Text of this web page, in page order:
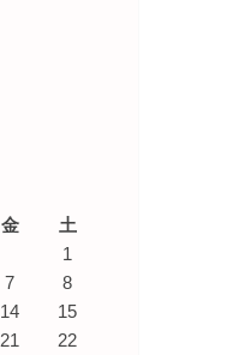
金
土
1
7
8
14
15
21 22